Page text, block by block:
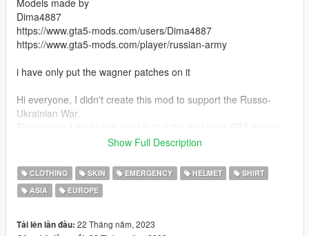
Models made by
Dima4887
https://www.gta5-mods.com/users/Dima4887
https://www.gta5-mods.com/player/russian-army
i have only put the wagner patches on it
Hi everyone, I didn't create this mod to support the Russo-
Ukrainian War.
about this terrible war.
I hope you like my work.
(I don't support any side of the war)
Show Full Description
CLOTHING SKIN EMERGENCY HELMET
SHIRT
ASIA
EUROPE
Tải lên lần đầu: 22 Tháng năm, 2023